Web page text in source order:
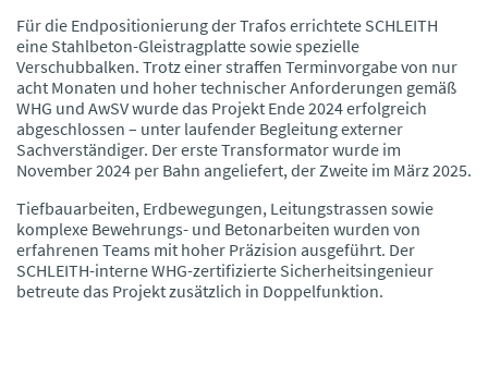
Für die Endpositionierung der Trafos errichtete SCHLEITH
eine Stahlbeton-Gleistragplatte sowie spezielle
Verschubbalken. Trotz einer straffen Terminvorgabe von nur
acht Monaten und hoher technischer Anforderungen gemäß
WHG und AwSV wurde das Projekt Ende 2024 erfolgreich
abgeschlossen – unter laufender Begleitung externer
Sachverständiger. Der erste Transformator wurde im
November 2024 per Bahn angeliefert, der Zweite im März 2025.
Tiefbauarbeiten, Erdbewegungen, Leitungstrassen sowie
komplexe Bewehrungs- und Betonarbeiten wurden von
erfahrenen Teams mit hoher Präzision ausgeführt. Der
SCHLEITH-interne WHG-zertifizierte Sicherheitsingenieur
betreute das Projekt zusätzlich in Doppelfunktion.